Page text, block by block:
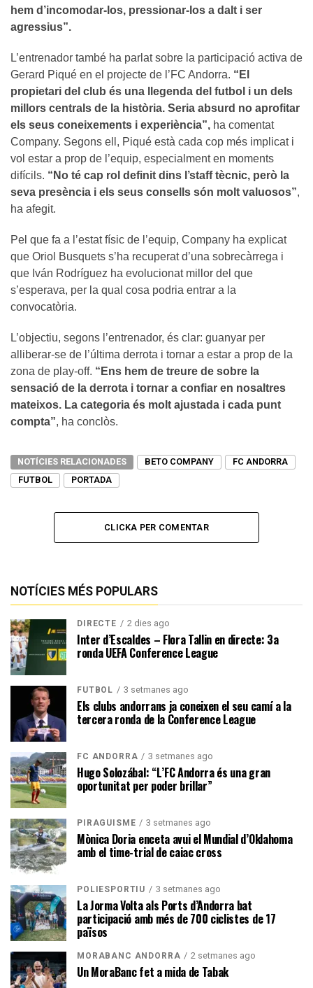
hem d’incomodar-los, pressionar-los a dalt i ser
agressius”.
L’entrenador també ha parlat sobre la participació activa de
Gerard Piqué en el projecte de l’FC Andorra. “El
propietari del club és una llegenda del futbol i un dels
millors centrals de la història. Seria absurd no aprofitar
els seus coneixements i experiència”, ha comentat
Company. Segons ell, Piqué està cada cop més implicat i
vol estar a prop de l’equip, especialment en moments
difícils. “No té cap rol definit dins l’staff tècnic, però la
seva presència i els seus consells són molt valuosos”,
ha afegit.
Pel que fa a l’estat físic de l’equip, Company ha explicat
que Oriol Busquets s’ha recuperat d’una sobrecàrrega i
que Iván Rodríguez ha evolucionat millor del que
s’esperava, per la qual cosa podria entrar a la
convocatòria.
L’objectiu, segons l’entrenador, és clar: guanyar per
alliberar-se de l’última derrota i tornar a estar a prop de la
zona de play-off. “Ens hem de treure de sobre la
sensació de la derrota i tornar a confiar en nosaltres
mateixos. La categoria és molt ajustada i cada punt
compta”, ha conclòs.
NOTÍCIES RELACIONADES BETO COMPANY
FC ANDORRA
FUTBOL
PORTADA
CLICKA PER COMENTAR
NOTÍCIES MÉS POPULARS
DIRECTE 2 dies ago
Inter d’Escaldes – Flora Tallin en directe: 3a
ronda UEFA Conference League
FUTBOL 3 setmanes ago
Els clubs andorrans ja coneixen el seu camí a la
tercera ronda de la Conference League
FC ANDORRA 3 setmanes ago
Hugo Solozábal: “L’FC Andorra és una gran
oportunitat per poder brillar”
PIRAGÜISME 3 setmanes ago
Mònica Doria enceta avui el Mundial d’Oklahoma
amb el time-trial de caiac cross
POLIESPORTIU 3 setmanes ago
La Jorma Volta als Ports d’Andorra bat
participació amb més de 700 ciclistes de 17
països
MORABANC ANDORRA 2 setmanes ago
Un MoraBanc fet a mida de Tabak